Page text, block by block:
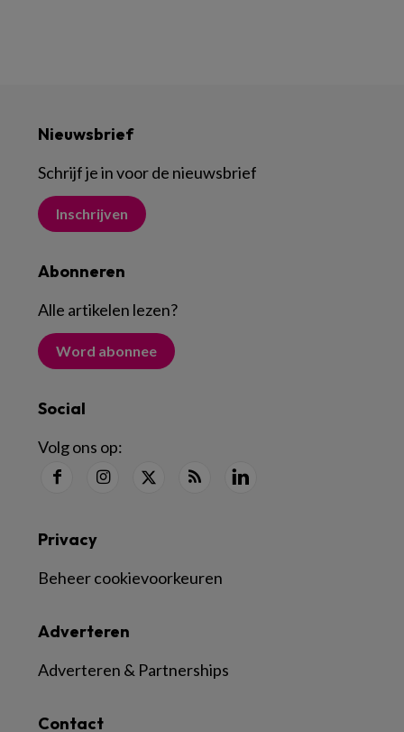
Nieuwsbrief
Schrijf je in voor de nieuwsbrief
Inschrijven
Abonneren
Alle artikelen lezen?
Word abonnee
Social
Volg ons op:
Contact
Adverteren
Adverteren & Partnerships
Privacy
Beheer cookievoorkeuren